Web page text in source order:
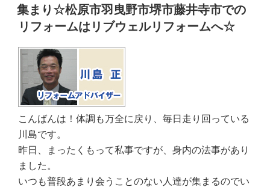
稿
日:
集まり☆松原市羽曳野市堺市藤井寺市での
リフォームはリブウェルリフォームへ☆
こんばんは！体調も万全に戻り、毎日走り回っている
川島です。
昨日、まったくもって私事ですが、身内の法事があり
ました。
いつも普段あまり会うことのない人達が集まるのでい